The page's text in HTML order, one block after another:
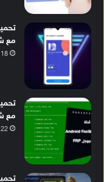
مع
18 يوليو 2025
مع
22 يوليو 2025